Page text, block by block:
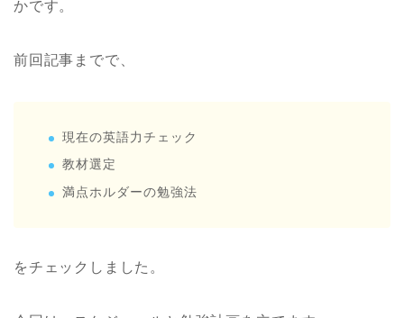
かです。
前回記事までで、
現在の英語力チェック
教材選定
満点ホルダーの勉強法
をチェックしました。